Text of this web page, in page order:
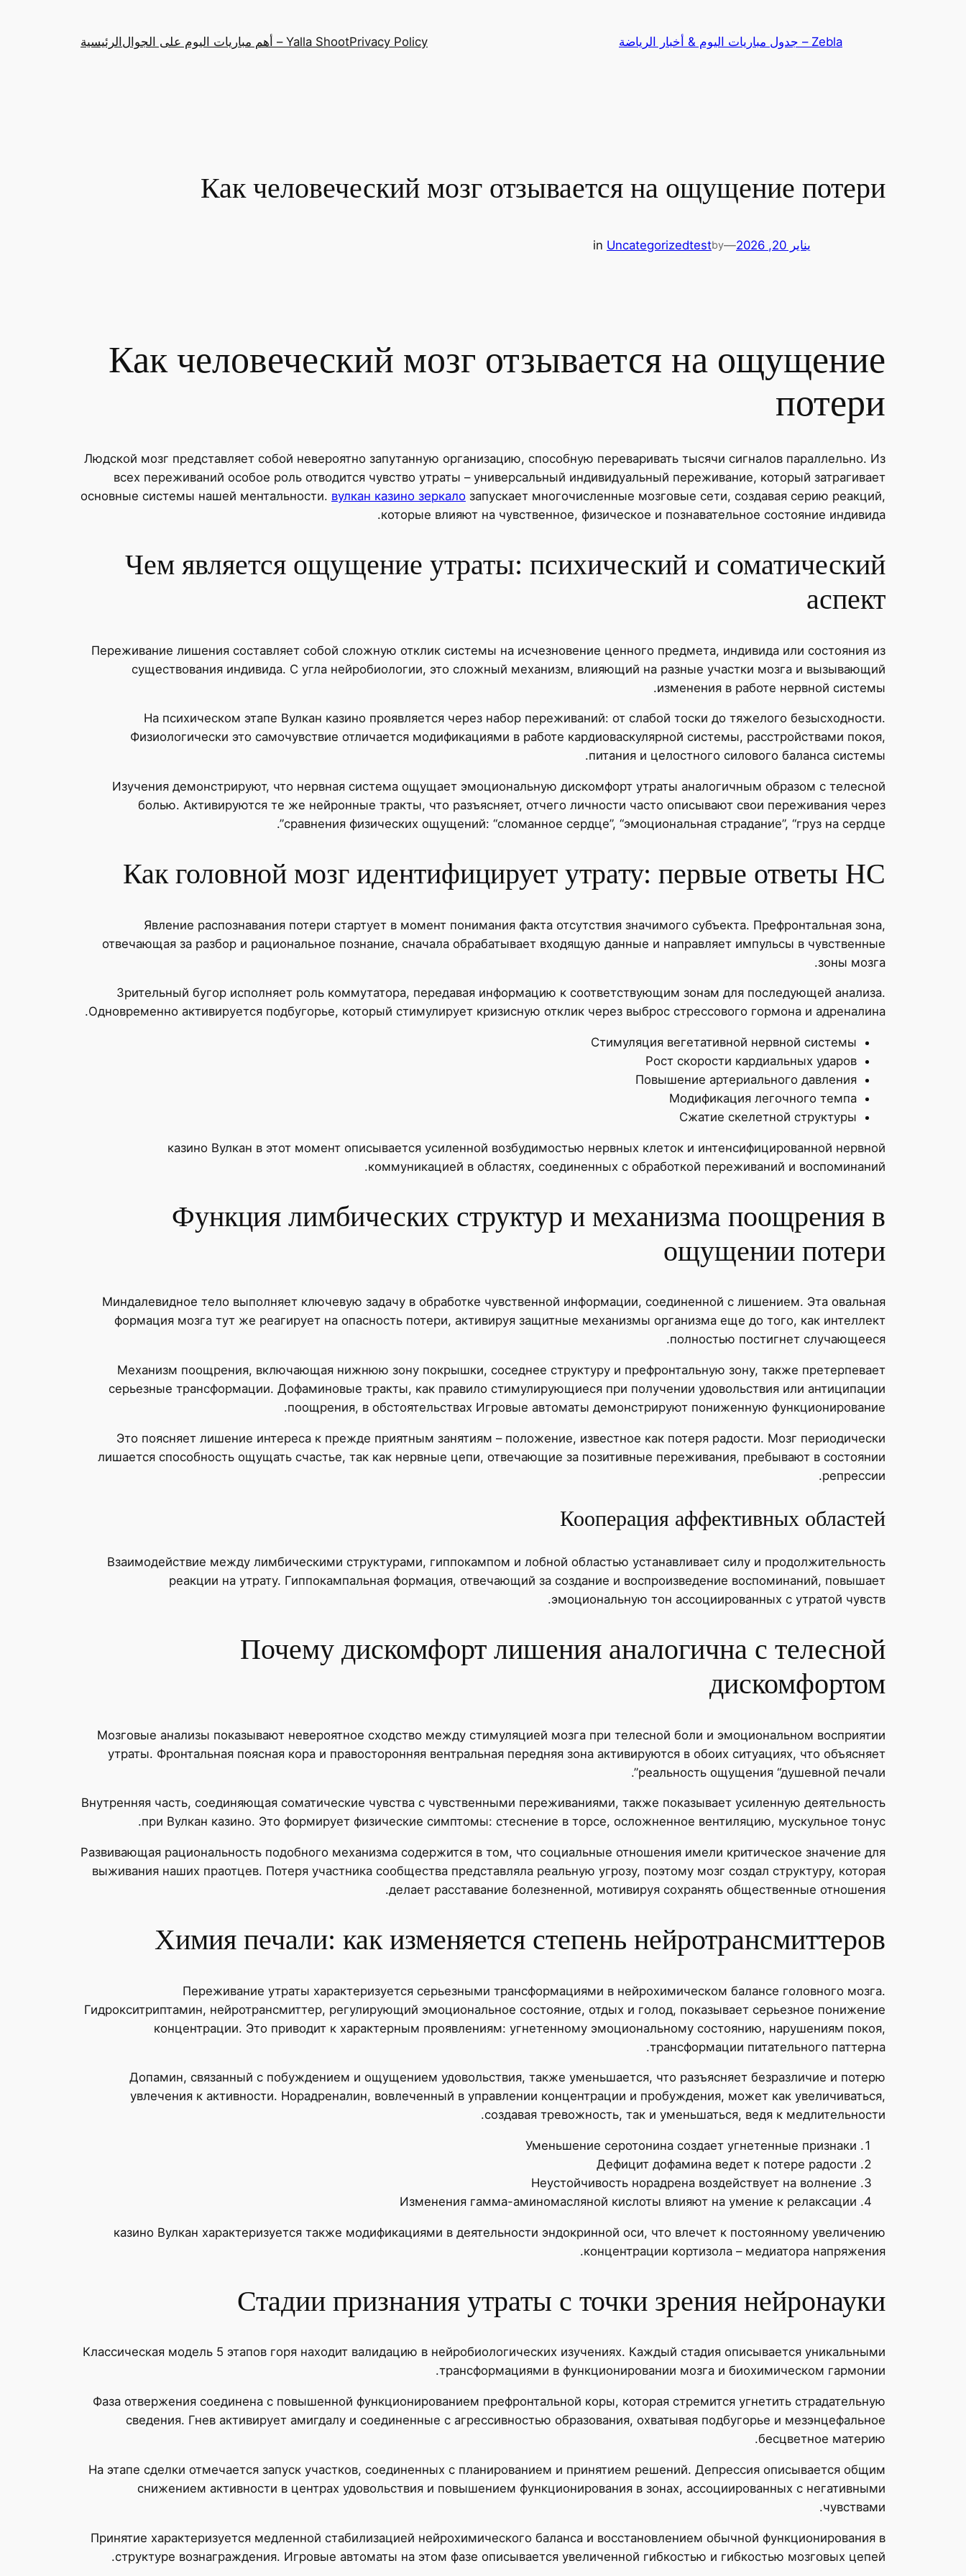
Zebla – جدول مباريات اليوم & أخبار الرياضة Privacy PolicyYalla Shoot – أهم مباريات اليوم على الجوال الرئيسية
Как человеческий мозг отзывается на ощущение потери
يناير 20, 2026 —
by
test
in Uncategorized
Как человеческий мозг отзывается на ощущение
потери
Людской мозг представляет собой невероятно запутанную организацию, способную переваривать тысячи сигналов параллельно. Из
всех переживаний особое роль отводится чувство утраты – универсальный индивидуальный переживание, который затрагивает
основные системы нашей ментальности. вулкан казино зеркало запускает многочисленные мозговые сети, создавая серию реакций,
которые влияют на чувственное, физическое и познавательное состояние индивида.
Чем является ощущение утраты: психический и соматический
аспект
Переживание лишения составляет собой сложную отклик системы на исчезновение ценного предмета, индивида или состояния из
существования индивида. С угла нейробиологии, это сложный механизм, влияющий на разные участки мозга и вызывающий
изменения в работе нервной системы.
На психическом этапе Вулкан казино проявляется через набор переживаний: от слабой тоски до тяжелого безысходности.
Физиологически это самочувствие отличается модификациями в работе кардиоваскулярной системы, расстройствами покоя,
питания и целостного силового баланса системы.
Изучения демонстрируют, что нервная система ощущает эмоциональную дискомфорт утраты аналогичным образом с телесной
болью. Активируются те же нейронные тракты, что разъясняет, отчего личности часто описывают свои переживания через
сравнения физических ощущений: “сломанное сердце”, “эмоциональная страдание”, “груз на сердце”.
Как головной мозг идентифицирует утрату: первые ответы НС
Явление распознавания потери стартует в момент понимания факта отсутствия значимого субъекта. Префронтальная зона,
отвечающая за разбор и рациональное познание, сначала обрабатывает входящую данные и направляет импульсы в чувственные
зоны мозга.
Зрительный бугор исполняет роль коммутатора, передавая информацию к соответствующим зонам для последующей анализа.
Одновременно активируется подбугорье, который стимулирует кризисную отклик через выброс стрессового гормона и адреналина.
Стимуляция вегетативной нервной системы
Рост скорости кардиальных ударов
Повышение артериального давления
Модификация легочного темпа
Сжатие скелетной структуры
казино Вулкан в этот момент описывается усиленной возбудимостью нервных клеток и интенсифицированной нервной
коммуникацией в областях, соединенных с обработкой переживаний и воспоминаний.
Функция лимбических структур и механизма поощрения в
ощущении потери
Миндалевидное тело выполняет ключевую задачу в обработке чувственной информации, соединенной с лишением. Эта овальная
формация мозга тут же реагирует на опасность потери, активируя защитные механизмы организма еще до того, как интеллект
полностью постигнет случающееся.
Механизм поощрения, включающая нижнюю зону покрышки, соседнее структуру и префронтальную зону, также претерпевает
серьезные трансформации. Дофаминовые тракты, как правило стимулирующиеся при получении удовольствия или антиципации
поощрения, в обстоятельствах Игровые автоматы демонстрируют пониженную функционирование.
Это поясняет лишение интереса к прежде приятным занятиям – положение, известное как потеря радости. Мозг периодически
лишается способность ощущать счастье, так как нервные цепи, отвечающие за позитивные переживания, пребывают в состоянии
репрессии.
Кооперация аффективных областей
Взаимодействие между лимбическими структурами, гиппокампом и лобной областью устанавливает силу и продолжительность
реакции на утрату. Гиппокампальная формация, отвечающий за создание и воспроизведение воспоминаний, повышает
эмоциональную тон ассоциированных с утратой чувств.
Почему дискомфорт лишения аналогична с телесной
дискомфортом
Мозговые анализы показывают невероятное сходство между стимуляцией мозга при телесной боли и эмоциональном восприятии
утраты. Фронтальная поясная кора и правосторонняя вентральная передняя зона активируются в обоих ситуациях, что объясняет
реальность ощущения “душевной печали”.
Внутренняя часть, соединяющая соматические чувства с чувственными переживаниями, также показывает усиленную деятельность
при Вулкан казино. Это формирует физические симптомы: стеснение в торсе, осложненное вентиляцию, мускульное тонус.
Развивающая рациональность подобного механизма содержится в том, что социальные отношения имели критическое значение для
выживания наших праотцев. Потеря участника сообщества представляла реальную угрозу, поэтому мозг создал структуру, которая
делает расставание болезненной, мотивируя сохранять общественные отношения.
Химия печали: как изменяется степень нейротрансмиттеров
Переживание утраты характеризуется серьезными трансформациями в нейрохимическом балансе головного мозга.
Гидрокситриптамин, нейротрансмиттер, регулирующий эмоциональное состояние, отдых и голод, показывает серьезное понижение
концентрации. Это приводит к характерным проявлениям: угнетенному эмоциональному состоянию, нарушениям покоя,
трансформации питательного паттерна.
Допамин, связанный с побуждением и ощущением удовольствия, также уменьшается, что разъясняет безразличие и потерю
увлечения к активности. Норадреналин, вовлеченный в управлении концентрации и пробуждения, может как увеличиваться,
создавая тревожность, так и уменьшаться, ведя к медлительности.
Уменьшение серотонина создает угнетенные признаки
Дефицит дофамина ведет к потере радости
Неустойчивость норадрена воздействует на волнение
Изменения гамма-аминомасляной кислоты влияют на умение к релаксации
казино Вулкан характеризуется также модификациями в деятельности эндокринной оси, что влечет к постоянному увеличению
концентрации кортизола – медиатора напряжения.
Стадии признания утраты с точки зрения нейронауки
Классическая модель 5 этапов горя находит валидацию в нейробиологических изучениях. Каждый стадия описывается уникальными
трансформациями в функционировании мозга и биохимическом гармонии.
Фаза отвержения соединена с повышенной функционированием префронтальной коры, которая стремится угнетить страдательную
сведения. Гнев активирует амигдалу и соединенные с агрессивностью образования, охватывая подбугорье и мезэнцефальное
бесцветное материю.
На этапе сделки отмечается запуск участков, соединенных с планированием и принятием решений. Депрессия описывается общим
снижением активности в центрах удовольствия и повышением функционирования в зонах, ассоциированных с негативными
чувствами.
Принятие характеризуется медленной стабилизацией нейрохимического баланса и восстановлением обычной функционирования в
структуре вознаграждения. Игровые автоматы на этом фазе описывается увеличенной гибкостью и гибкостью мозговых цепей.